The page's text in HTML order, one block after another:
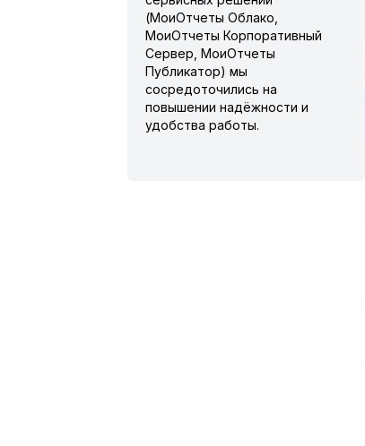
(МоиОтчеты Облако,
МоиОтчеты Корпоративный
Сервер, МоиОтчеты
Публикатор) мы
сосредоточились на
повышении надёжности и
удобства работы.